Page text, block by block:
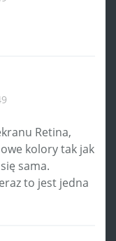
Retina,
kolory tak jak
sama.
to jest jedna